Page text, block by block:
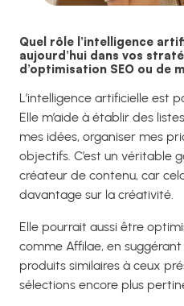
Quel rôle l’intelligence
aujourd’hui dans vos
d’optimisation SEO ou de
L’intelligence artificielle est
Elle m’aide à établir des
mes idées, organiser mes
objectifs. C’est un véritable
créateur de contenu, car
davantage sur la créativité.
Elle pourrait aussi être
comme Affilae, en
produits similaires à ceux
sélections encore plus